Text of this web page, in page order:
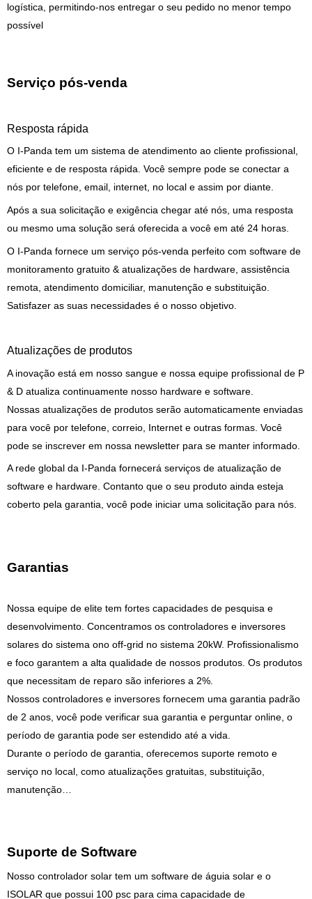
logística, permitindo-nos entregar o seu pedido no menor tempo
possível
Serviço pós-venda
Resposta rápida
O I-Panda tem um sistema de atendimento ao cliente profissional,
eficiente e de resposta rápida. Você sempre pode se conectar a
nós por telefone, email, internet, no local e assim por diante.
Após a sua solicitação e exigência chegar até nós, uma resposta
ou mesmo uma solução será oferecida a você em até 24 horas.
O I-Panda fornece um serviço pós-venda perfeito com software de
monitoramento gratuito & atualizações de hardware, assistência
remota, atendimento domiciliar, manutenção e substituição.
Satisfazer as suas necessidades é o nosso objetivo.
Atualizações de produtos
A inovação está em nosso sangue e nossa equipe profissional de P
& D atualiza continuamente nosso hardware e software.
Nossas atualizações de produtos serão automaticamente enviadas
para você por telefone, correio, Internet e outras formas. Você
pode se inscrever em nossa newsletter para se manter informado.
A rede global da I-Panda fornecerá serviços de atualização de
software e hardware. Contanto que o seu produto ainda esteja
coberto pela garantia, você pode iniciar uma solicitação para nós.
Garantias
Nossa equipe de elite tem fortes capacidades de pesquisa e
desenvolvimento. Concentramos os controladores e inversores
solares do sistema ono off-grid no sistema 20kW. Profissionalismo
e foco garantem a alta qualidade de nossos produtos. Os produtos
que necessitam de reparo são inferiores a 2%.
Nossos controladores e inversores fornecem uma garantia padrão
de 2 anos, você pode verificar sua garantia e perguntar online, o
período de garantia pode ser estendido até a vida.
Durante o período de garantia, oferecemos suporte remoto e
serviço no local, como atualizações gratuitas, substituição,
manutenção…
Suporte de Software
Nosso controlador solar tem um software de águia solar e o
ISOLAR que possui 100 psc para cima capacidade de